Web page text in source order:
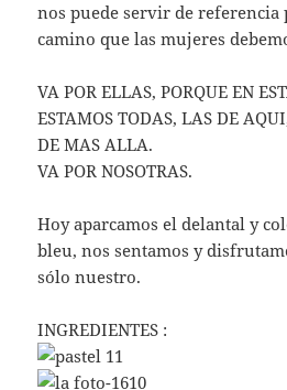
nos puede servir de referencia
camino que las mujeres
VA POR ELLAS, PORQUE EN
ESTAMOS TODAS, LAS DE
DE MAS ALLA.
VA POR NOSOTRAS.
Hoy aparcamos el delantal y
bleu, nos sentamos y
sólo nuestro.
INGREDIENTES :